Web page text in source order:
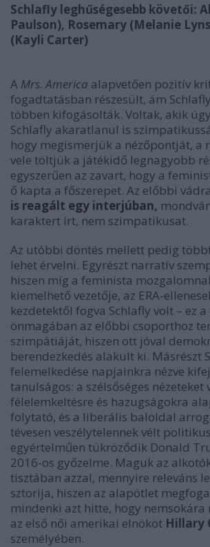
Schlafly leghűségesebb követői:
Paulson), Rosemary (Melanie
(Kayli Carter)
A Mrs. America alapvetően pozitív
fogadtatásban részesült, ám
többen kifogásolták. Voltak, akik
Schlafly akaratlanul is
hogy megismerjük a nézőpontját, a
vele töltjük a játékidő legnagyobb
egyszerűen az zavart, hogy a
ő kapta a főszerepet. Az előbbi vádra
is reagált egy interjúban,
karaktert írt, nem szimpatikusat.
Az utóbbi döntés mellett pedig
lehet érvelni. Egyrészt narratív
hiszen míg a feminista
kiemelhető vezetője, az ERA-
kezdetektől fogva Schlafly volt – ez a
önmagában az előbbi csoporthoz
szimpátiáját, hiszen ott jóval
berendezkedés alakult ki. Másrészt
felemelkedése napjainkra nézve
tanulságos: a szélsőséges nézeteket
félelemkeltésre és hazugságokra
folytató, és a liberális baloldal
tévesen veszélytelennek vélt
egyértelműen tükröződik Donald
2016-os győzelme. Maguk az
tisztában azzal, mennyire releváns
sztorija, hiszen az alapötlet
mindenki azt hitte, hogy nemsokára
az első női amerikai elnököt Hillary
személyében.